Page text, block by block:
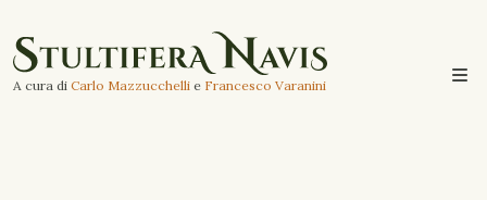
A cura di Carlo Mazzucchelli e Francesco Varanini